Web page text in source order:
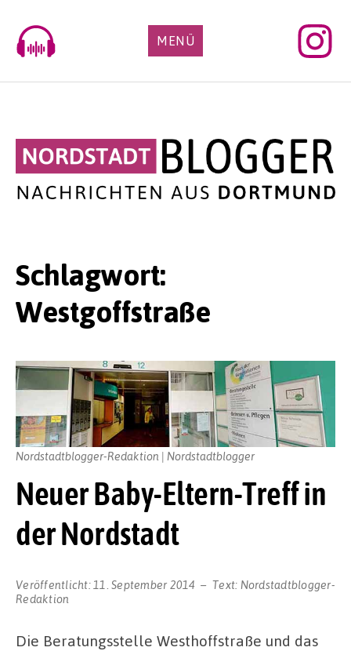
content
MENÜ
Schlagwort:
Westgoffstraße
Neuer Baby-Eltern-Treff in
der Nordstadt
Veröffentlicht: 11. September 2014 Text: Nordstadtblogger-
Redaktion
Nordstadtblogger-Redaktion | Nordstadtblogger
Die Beratungsstelle Westhoffstraße und das